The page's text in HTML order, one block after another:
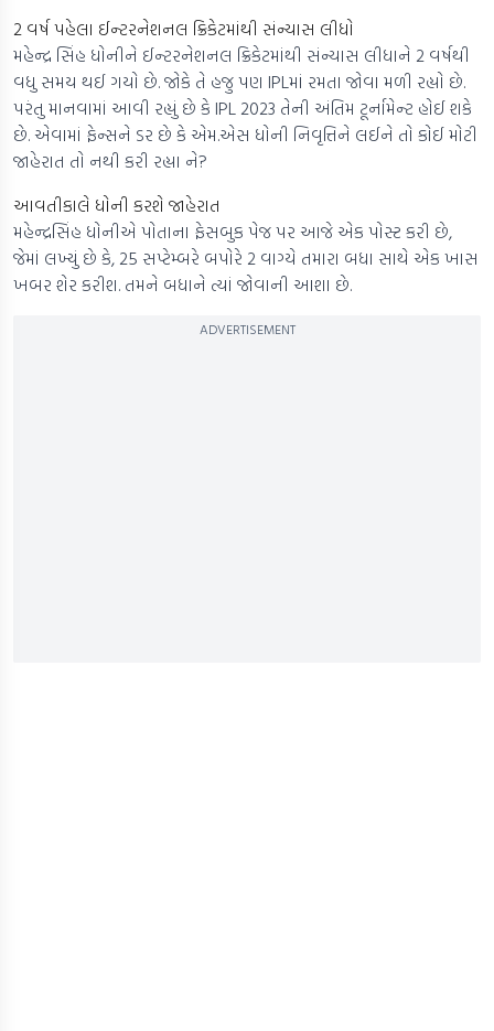
2 વર્ષ પહેલા ઈન્ટરનેશનલ ક્રિકેટમાંથી સંન્યાસ લીધો
મહેન્દ્ર સિંહ ધોનીને ઈન્ટરનેશનલ ક્રિકેટમાંથી સંન્યાસ લીધાને 2 વર્ષથી
વધુ સમય થઈ ગયો છે. જોકે તે હજુ પણ IPLમાં રમતા જોવા મળી રહ્યો છે.
પરંતુ માનવામાં આવી રહ્યું છે કે IPL 2023 તેની અંતિમ ટૂર્નામેન્ટ હોઈ શકે
છે. એવામાં ફેન્સને ડર છે કે એમ.એસ ધોની નિવૃત્તિને લઈને તો કોઈ મોટી
જાહેરાત તો નથી કરી રહ્યા ને?
આવતીકાલે ધોની કરશે જાહેરાત
મહેન્દ્રસિંહ ધોનીએ પોતાના ફેસબુક પેજ પર આજે એક પોસ્ટ કરી છે,
જેમાં લખ્યું છે કે, 25 સપ્ટેમ્બરે બપોરે 2 વાગ્યે તમારા બધા સાથે એક ખાસ
ખબર શેર કરીશ. તમને બધાને ત્યાં જોવાની આશા છે.
ADVERTISEMENT